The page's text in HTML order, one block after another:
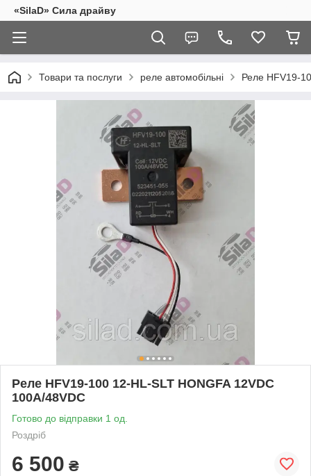
«SilaD» Сила драйву
Товари та послуги реле автомобільні Реле HFV19-
Реле HFV19-100 12-HL-SLT HONGFA 12VDC
100A/48VDC
Готово до відправки 1 од.
Роздріб
6 500 ₴